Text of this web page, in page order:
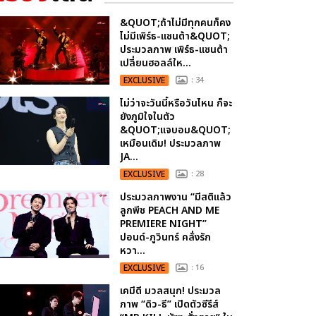
&QUOT;ถ้าไม่มีทุกคนก็คง
ไม่มีเพิร์ธ-แซนต้า&QUOT;
ประมวลภาพ เพิร์ธ-แซนต้า
เปลี่ยนฮอลล์ให...
EXCLUSIVE : 34
ไม่ว่าจะวันนี้หรือวันไหน ก็จะ
ยังภูมิใจในตัว
&QUOT;แจบอม&QUOT;
เหมือนเดิม! ประมวลภาพ
JA...
EXCLUSIVE : 28
ประมวลภาพงาน “มีสติแล้ว
ลูกพีช PEACH AND ME
PREMIERE NIGHT”
ปอนด์-ภูวินทร์ คลั่งรัก
หวา...
EXCLUSIVE : 16
เคมีดี มวลสนุก! ประมวล
ภาพ “ดิว-ธี” เปิดตัวซีรีส์